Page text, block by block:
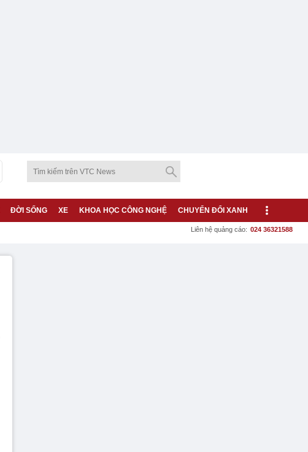
ĐỜI SỐNG XE KHOA HỌC CÔNG NGHỆ CHUYỂN ĐỔI XANH
Liên hệ quảng cáo: 024 36321588